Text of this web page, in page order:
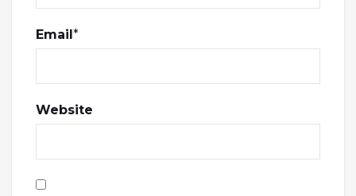
Email*
Website